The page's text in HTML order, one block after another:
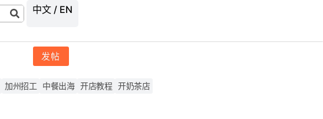
中文 / EN
发帖
加州招工 中餐出海 开店教程 开奶茶店